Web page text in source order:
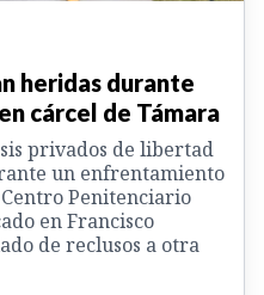
heridas durante
cárcel de Támara
privados de libertad
un enfrentamiento
Penitenciario
en Francisco
de reclusos a otra